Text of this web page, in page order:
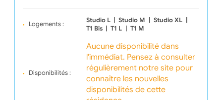
Logements :
Studio L | Studio M | Studio XL |
T1 Bis | T1 L | T1 M
Disponibilités :
Aucune disponibilité dans
l'immédiat. Pensez à consulter
régulièrement notre site pour
connaître les nouvelles
disponibilités de cette